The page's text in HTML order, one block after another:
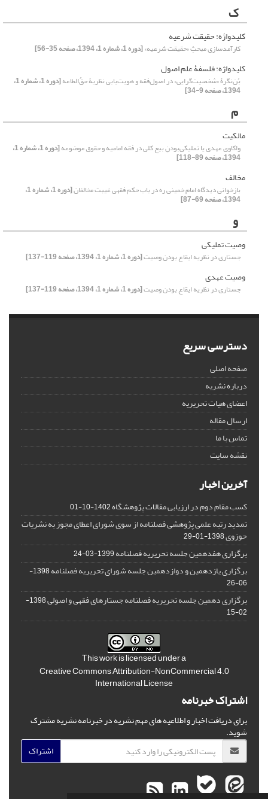
ک
کلید‌واژه: حقیقت شرعیه
کارآمدسازی مبحثِ «حقیقت شرعیه»[دوره 1، شماره 1، 1394، صفحه 35-56]
کلیدواژه‌: فلسفۀ علم اصول
بُن‌نگرۀ «شخصیت‌گرایی» در اصول‌فقه و هویت‌یابی نظریۀ حقُ‌الطاعه [دوره 1، شماره 1،
1394، صفحه 9-34]
م
مالکیت
واکاوی عهدی یا تملیکی‌بودنِ بیع کلی در فقه امامیه و حقوق موضوعه [دوره 1، شماره 1،
1394، صفحه 89-118]
مخالف
بازخوانی دیدگاه امام خمینی ره در باب حکم فقهی غیبت مخالفان [دوره 1، شماره 1،
1394، صفحه 69-87]
و
وصیت تملیکی
جستاری در نظریه ایقاع بودن وصیت[دوره 1، شماره 1، 1394، صفحه 119-137]
وصیت عهدی
جستاری در نظریه ایقاع بودن وصیت[دوره 1، شماره 1، 1394، صفحه 119-137]
دسترسی سریع
صفحه اصلی
درباره نشریه
اعضای هیات تحریریه
ارسال مقاله
تماس با ما
نقشه سایت
آخرین اخبار
کسب مقام دوم در ارزیابی مقالات پژوهشگاه1402-10-01
تمدید رتبه علمی پژوهشی فصلنامه از سوی شورای اعطای مجوز به نشریات
حوزوی1398-01-29
برگزاری هفدهمین جلسه تحریریه فصلنامه1399-03-24
برگزاری یازدهمین و دوازدهمین جلسه شورای تحریریه فصلنامه
1398-
06-26
برگزاری دهمین جلسه تحریریه فصلنامه جستارهای فقهی و اصولی
1398-
02-15
This work is licensed under a
Creative Commons Attribution-NonCommercial 4.0
International License
اشتراک خبرنامه
برای دریافت اخبار و اطلاعیه های مهم نشریه در خبرنامه نشریه مشترک
شوید.
اشتراک